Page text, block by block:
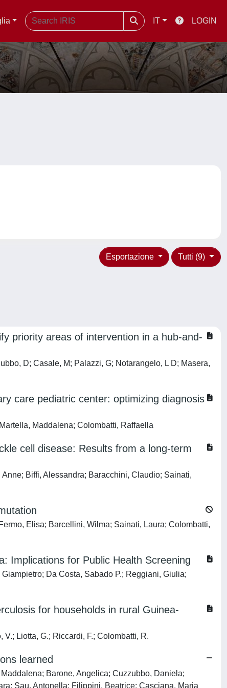
IT LOGIN
Tutti (9)
Esportazione
priority areas of intervention in a hub-and-
D; Casale, M; Palazzi, G; Notarangelo, L D; Masera,
care pediatric center: optimizing diagnosis
Maddalena; Colombatti, Raffaella
cell disease: Results from a long-term
Biffi, Alessandra; Baracchini, Claudio; Sainati,
Elisa; Barcellini, Wilma; Sainati, Laura; Colombatti,
Implications for Public Health Screening
Da Costa, Sabado P.; Reggiani, Giulia;
for households in rural Guinea-
Liotta, G.; Riccardi, F.; Colombatti, R.
learned
Barone, Angelica; Cuzzubbo, Daniela;
Sau, Antonella; Filippini, Beatrice; Casciana, Maria